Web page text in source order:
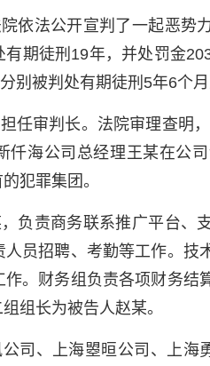
依法公开宣判了一起恶势
期徒刑19年，并处罚金
别被判处有期徒刑5年6个
任审判长。法院审理查明
仟海公司总经理王某在公
犯罪集团。
负责商务联系推广平台、
员招聘、考勤等工作。技
。财务组负责各项财务
组长为被告人赵某。
司、上海曌晅公司、上海